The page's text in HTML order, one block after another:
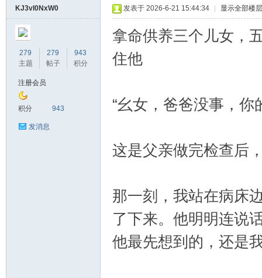
KJ3vI0NxW0
279
主题
279
帖子
943
积分
注册会员
积分 943
发消息
发表于 2026-6-21 15:44:34 显示全部楼层
拿命供养三个儿女，
住他
“幺女，爸爸没事，你
这是父亲做完检查后
那一刻，我站在病床
了下来。他明明连说
他最先想到的，还是